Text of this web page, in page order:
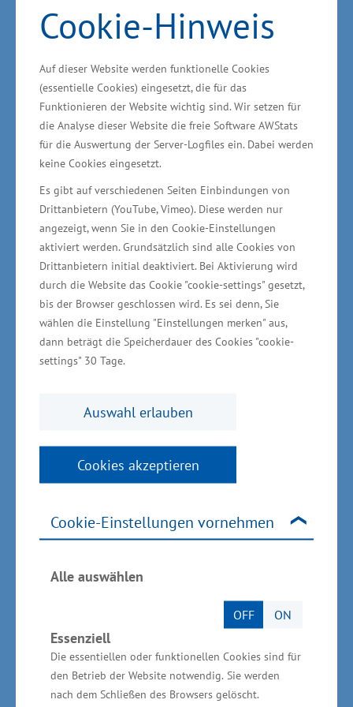
Cookie-Hinweis
Auf dieser Website werden funktionelle Cookies
(essentielle Cookies) eingesetzt, die für das
Funktionieren der Website wichtig sind. Wir setzen für
die Analyse dieser Website die freie Software AWStats
für die Auswertung der Server-Logfiles ein. Dabei werden
keine Cookies eingesetzt.
Es gibt auf verschiedenen Seiten Einbindungen von
Drittanbietern (YouTube, Vimeo). Diese werden nur
angezeigt, wenn Sie in den Cookie-Einstellungen
aktiviert werden. Grundsätzlich sind alle Cookies von
Drittanbietern initial deaktiviert. Bei Aktivierung wird
durch die Website das Cookie "cookie-settings" gesetzt,
bis der Browser geschlossen wird. Es sei denn, Sie
wählen die Einstellung "Einstellungen merken" aus,
dann beträgt die Speicherdauer des Cookies "cookie-
settings" 30 Tage.
Auswahl erlauben
Cookies akzeptieren
Cookie-Einstellungen vornehmen
Alle auswählen
OFF ON
Essenziell
Die essentiellen oder funktionellen Cookies sind für
den Betrieb der Website notwendig. Sie werden
nach dem Schließen des Browsers gelöscht.
leisten“, erläuterte Meyer weiter.
Gründungsvorhabens vor oder in den ersten 36
Monaten nach Aufnahme der Geschäftstätigkeit
im Zusammenhang mit einer Neugründung
oder einer Gründung als
Unternehmensnachfolge. Das Land stellt hierfür
aus Mitteln des Europäischen Sozialfonds (ESF)
insgesamt acht Millionen Euro bereit.
Neu: Mehr förderfähige Branchen
Mit der Wiederaufnahme der Gewährung von
Mikrodarlehen geht eine Erweiterung der
förderfähigen Branchen einher. „Künftig können
Baunebengewerbe mit einem Darlehen
Fachkräftesicherung ist dies ein
zukunftsweisender Schritt, um Gründungen und
erleichtern“, erläuterte Meyer weiter.
Anträge stellen – Formular bei
Anträge sind bei der Bewilligungsbehörde GSA
Gesellschaft für Struktur- und
Arbeitsmarktentwicklung mbH, Schulstraße 1-3,